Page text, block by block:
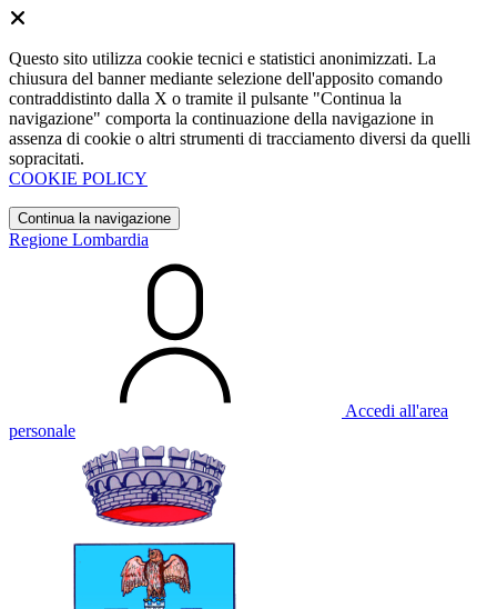
Questo sito utilizza cookie tecnici e statistici anonimizzati. La
chiusura del banner mediante selezione dell'apposito comando
contraddistinto dalla X o tramite il pulsante "Continua la
navigazione" comporta la continuazione della navigazione in
assenza di cookie o altri strumenti di tracciamento diversi da quelli
sopracitati.
COOKIE POLICY
Continua la navigazione
Regione Lombardia
Accedi all'area
personale